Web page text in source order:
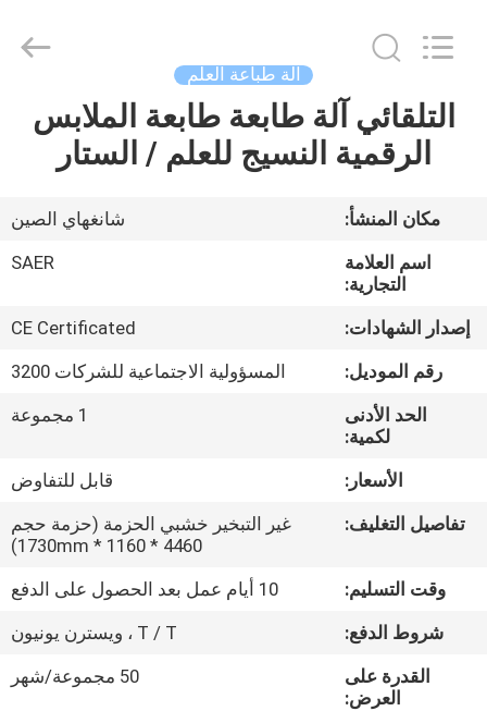
منزل
أشرطة
حول
في
المعمل
ضبط
الجودة
Supplier
Rights
آلة طباعة العلم
التلقائي آلة طابعة طابعة الملابس
الرقمية النسيج للعلم / الستار
مكان المنشأ:
شانغهاي الصين
اسم العلامة
التجارية:
SAER
إصدار الشهادات:
CE Certificated
رقم الموديل:
المسؤولية الاجتماعية للشركات 3200
الحد الأدنى
لكمية:
1 مجموعة
الأسعار:
قابل للتفاوض
تفاصيل التغليف:
غير التبخير خشبي الحزمة (حزمة حجم
4460 * 1160 * 1730mm)
وقت التسليم:
10 أيام عمل بعد الحصول على الدفع
شروط الدفع:
T / T ، ويسترن يونيون
القدرة على
العرض:
50 مجموعة/شهر